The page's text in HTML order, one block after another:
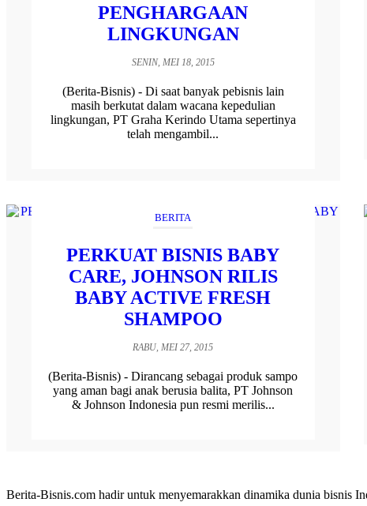
PENGHARGAAN
LINGKUNGAN
SENIN, MEI 18, 2015
(Berita-Bisnis) - Di saat banyak pebisnis lain
masih berkutat dalam wacana kepedulian
lingkungan, PT Graha Kerindo Utama sepertinya
telah mengambil...
BERITA
PERKUAT BISNIS BABY
CARE, JOHNSON RILIS
BABY ACTIVE FRESH
SHAMPOO
RABU, MEI 27, 2015
(Berita-Bisnis) - Dirancang sebagai produk sampo
yang aman bagi anak berusia balita, PT Johnson
& Johnson Indonesia pun resmi merilis...
Berita-Bisnis.com hadir untuk menyemarakkan dinamika dunia bisnis